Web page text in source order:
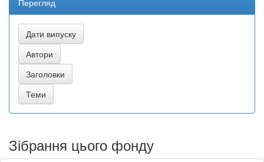
Перегляд
Зібрання цього фонду